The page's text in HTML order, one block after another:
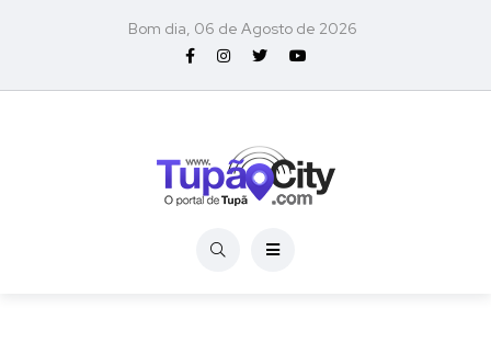
Bom dia, 06 de Agosto de 2026